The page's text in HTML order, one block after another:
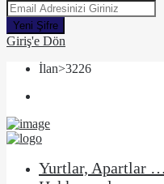
Yeni Şifre
Giriş'e Dön
İlan>3226
Yurtlar, Apartlar …